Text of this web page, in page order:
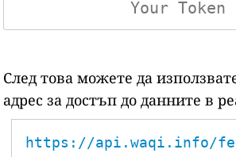
След това можете да
адрес за достъп до данните в
https://api.waqi.info/